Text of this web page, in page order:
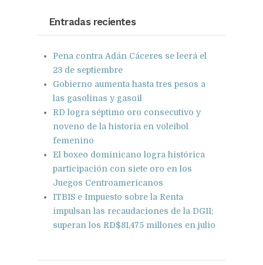
Entradas recientes
Pena contra Adán Cáceres se leerá el
23 de septiembre
Gobierno aumenta hasta tres pesos a
las gasolinas y gasoil
RD logra séptimo oro consecutivo y
noveno de la historia en voleibol
femenino
El boxeo dominicano logra histórica
participación con siete oro en los
Juegos Centroamericanos
ITBIS e Impuesto sobre la Renta
impulsan las recaudaciones de la DGII;
superan los RD$81,475 millones en julio